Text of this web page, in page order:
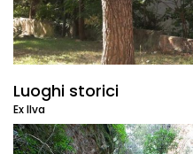
Luoghi storici
Ex Ilva